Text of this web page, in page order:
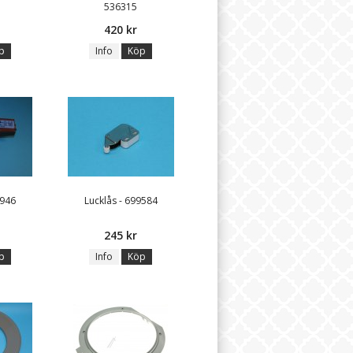
536315
420 kr
Info Köp
Lucklås - 699584
245 kr
Info Köp